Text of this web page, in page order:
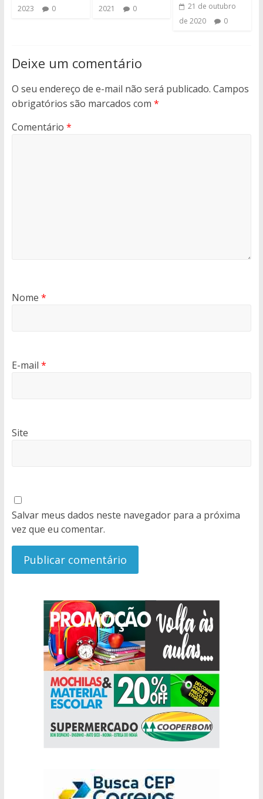
2023
0
2021
0
21 de outubro
de 2020
0
Deixe um comentário
O seu endereço de e-mail não será publicado. Campos
obrigatórios são marcados com *
Comentário *
Nome *
E-mail *
Site
Salvar meus dados neste navegador para a próxima
vez que eu comentar.